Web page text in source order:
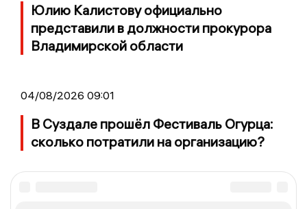
Юлию Калистову официально
представили в должности прокурора
Владимирской области
04/08/2026 09:01
В Суздале прошёл Фестиваль Огурца:
сколько потратили на организацию?